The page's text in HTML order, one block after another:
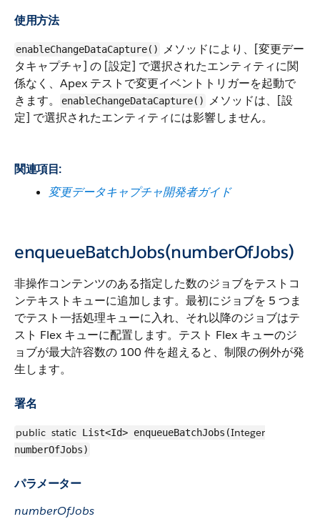
使用方法
enableChangeDataCapture()
メソッドにより、[変更デー
タキャプチャ] の [設定] で選択されたエンティティに関
係なく、Apex テストで変更イベントトリガーを起動で
きます。
enableChangeDataCapture()
メソッドは、[設
定] で選択されたエンティティには影響しません。
関連項目:
変更データキャプチャ開発者ガイド
enqueueBatchJobs(numberOfJobs)
非操作コンテンツのある指定した数のジョブをテストコ
ンテキストキューに追加します。最初にジョブを 5 つま
でテスト一括処理キューに入れ、それ以降のジョブはテ
スト Flex キューに配置します。テスト Flex キューのジ
ョブが最大許容数の 100 件を超えると、制限の例外が発
生します。
署名
public static List<Id> enqueueBatchJobs(Integer
numberOfJobs)
パラメーター
numberOfJobs